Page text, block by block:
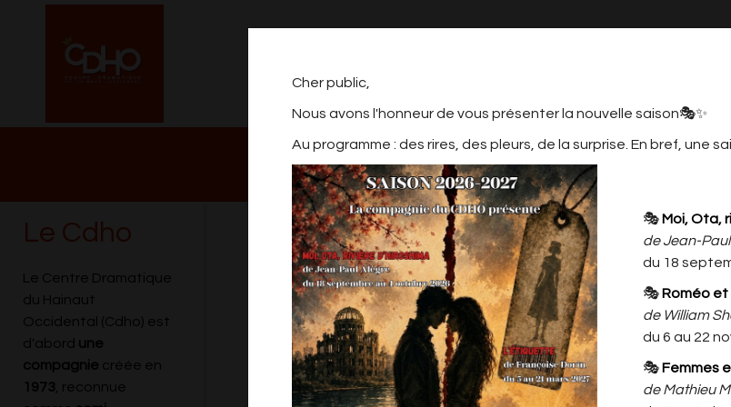
Cher public,
Nous avons l'honneur de vous présenter la nouvelle saison🎭✨
Au programme : des rires, des pleurs, de la surprise. En bref, une
🎭 Moi, Ota,
de Jean-
du 18
🎭 Roméo
de William
du 6 au 22
🎭 Femmes
de Mathieu
NOTRE PROGRAMMATION
2026/2027
LE CDHO, C'EST AUSSI ...
Le Cdho
Le Centre Dramatique
du Hainaut
Occidental (Cdho) est
d'abord une
compagnie créée en
1973 , reconnue
SPECTACLE ATELIER ENFANTS MARIE 7/9
SPECTACLE ATELIER ENFANTS
MARIE 7/9 ans MERCREDI
(14h/15h30)
Attention ce spectacle est
uniquement réservé aux membres
du cercle familial